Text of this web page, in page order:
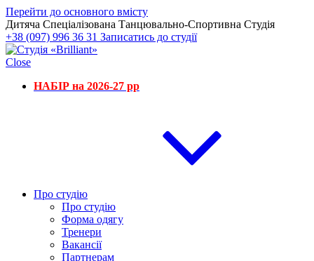
Перейти до основного вмісту
Дитяча Спеціалізована Танцювально-Спортивна Студія
+38 (097) 996 36 31 Записатись до студії
Close
НАБІР на 2026-27 рр
Про студію
Про студію
Форма одягу
Тренери
Вакансії
Партнерам